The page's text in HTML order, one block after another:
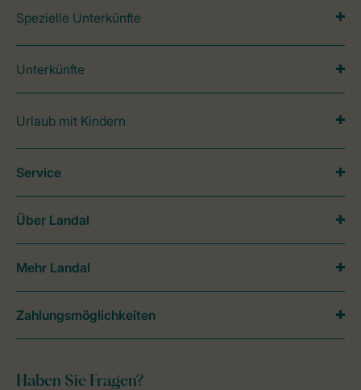
Spezielle Unterkünfte
Unterkünfte
Urlaub mit Kindern
Haben Sie Fragen?
Service
Über Landal
Mehr Landal
Zahlungsmöglichkeiten